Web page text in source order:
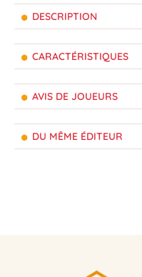
DESCRIPTION
CARACTÉRISTIQUES
AVIS DE JOUEURS
DU MÊME ÉDITEUR